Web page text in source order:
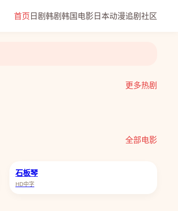
首页日剧韩剧韩国电影日本动漫追剧社区
更多热剧
全部电影
石板琴
HD中字